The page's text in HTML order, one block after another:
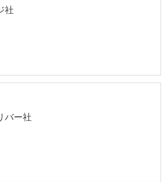
社
バー社